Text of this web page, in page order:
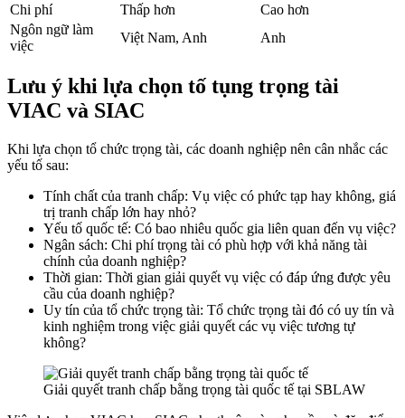
Chi phí
Thấp hơn
Cao hơn
Ngôn ngữ làm
việc
Việt Nam, Anh Anh
Lưu ý khi lựa chọn tố tụng trọng tài
VIAC và SIAC
Khi lựa chọn tổ chức trọng tài, các doanh nghiệp nên cân nhắc các
yếu tố sau:
Tính chất của tranh chấp: Vụ việc có phức tạp hay không, giá
trị tranh chấp lớn hay nhỏ?
Yếu tố quốc tế: Có bao nhiêu quốc gia liên quan đến vụ việc?
Ngân sách: Chi phí trọng tài có phù hợp với khả năng tài
chính của doanh nghiệp?
Thời gian: Thời gian giải quyết vụ việc có đáp ứng được yêu
cầu của doanh nghiệp?
Uy tín của tổ chức trọng tài: Tổ chức trọng tài đó có uy tín và
kinh nghiệm trong việc giải quyết các vụ việc tương tự
không?
Giải quyết tranh chấp bằng trọng tài quốc tế tại SBLAW